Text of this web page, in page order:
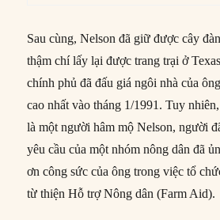
Sau cùng, Nelson đã giữ được cây
thậm chí lấy lại được trang trại ở
chính phủ đã đấu giá ngôi nhà của
cao nhất vào tháng 1/1991. Tuy
là một người hâm mộ Nelson, người
yêu cầu của một nhóm nông dân đã
ơn công sức của ông trong việc tổ
từ thiện Hỗ trợ Nông dân (Farm Aid).